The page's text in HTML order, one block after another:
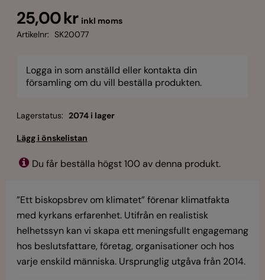
25,00 kr inkl moms
Artikelnr: SK20077
Logga in som anställd eller kontakta din
församling om du vill beställa produkten.
Lagerstatus: 2074 i lager
Du får beställa högst 100 av denna produkt.
”Ett biskopsbrev om klimatet” förenar klimatfakta
med kyrkans erfarenhet. Utifrån en realistisk
helhetssyn kan vi skapa ett meningsfullt engagemang
hos beslutsfattare, företag, organisationer och hos
varje enskild människa. Ursprunglig utgåva från 2014.